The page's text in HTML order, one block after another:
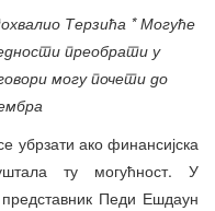
Терзића * Могуће
преобрати у
могу почети до
убрзати ако финансијска
ту могућност. У
представник Педи Ешдаун